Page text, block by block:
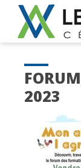
2023